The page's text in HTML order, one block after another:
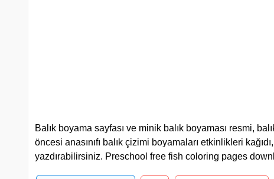
Balık boyama sayfası ve minik balık boyaması resmi,
öncesi anasınıfı balık çizimi boyamaları etkinlikleri
yazdırabilirsiniz. Preschool free fish coloring pages